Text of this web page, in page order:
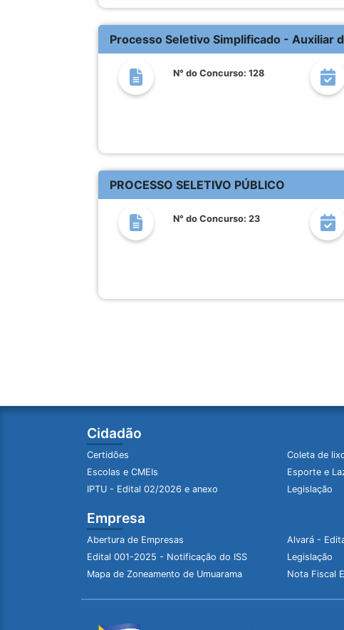
Processo Seletivo Simplificado - Auxiliar
N° do Concurso: 128
PROCESSO SELETIVO PÚBLICO
N° do Concurso: 23
Cidadão
Certidões Coleta de
Escolas e CMEIs
Esporte e
IPTU - Edital 02/2026 e anexo
Legislação
Empresa
Abertura de Empresas Alvará -
Edital 001-2025 - Notificação do ISS
Legislação
Mapa de Zoneamento de Umuarama
Nota Fiscal